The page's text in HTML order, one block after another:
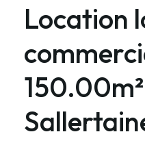
Location